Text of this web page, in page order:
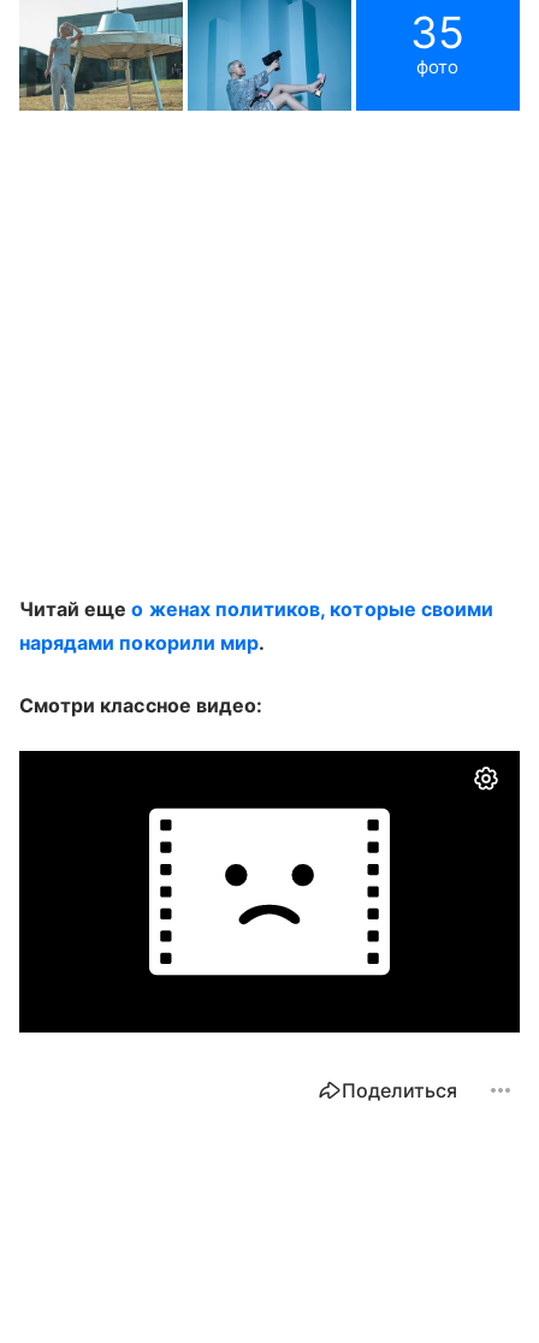
35
фото
Читай ещео женах политиков, которые своими
нарядами покорили мир.
Смотри классное видео:
Поделиться